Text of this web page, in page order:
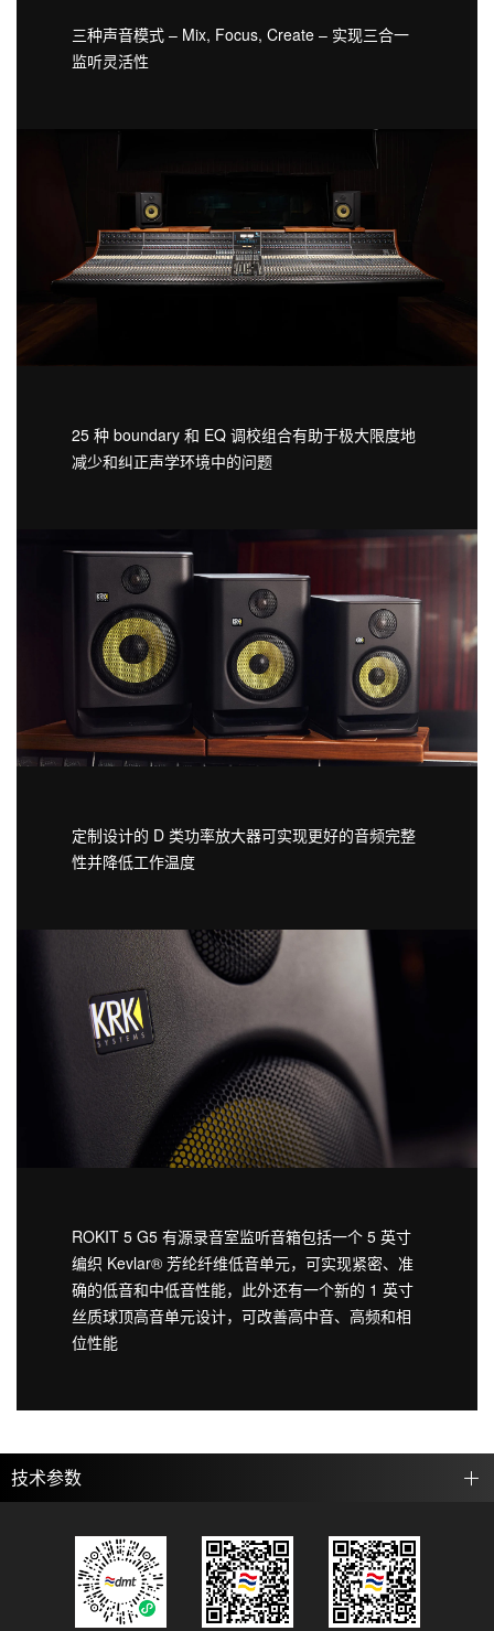
三种声音模式 – Mix, Focus, Create – 实现三合一
监听灵活性
25 种 boundary 和 EQ 调校组合有助于极大限度地
减少和纠正声学环境中的问题
定制设计的 D 类功率放大器可实现更好的音频完整
性并降低工作温度
ROKIT 5 G5 有源录音室监听音箱包括一个 5 英寸
编织 Kevlar® 芳纶纤维低音单元，可实现紧密、准
确的低音和中低音性能，此外还有一个新的 1 英寸
丝质球顶高音单元设计，可改善高中音、高频和相
位性能
技术参数